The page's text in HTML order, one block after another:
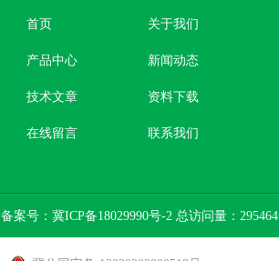
首页 关于我们
产品中心 新闻动态
技术文章 资料下载
在线留言 联系我们
案号： 冀ICP备18029990号-2 总访问量：295464